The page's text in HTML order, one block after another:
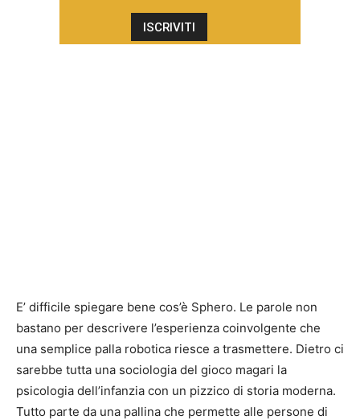
E’ difficile spiegare bene cos’è Sphero. Le parole non
bastano per descrivere l’esperienza coinvolgente che
una semplice palla robotica riesce a trasmettere. Dietro ci
sarebbe tutta una sociologia del gioco magari la
psicologia dell’infanzia con un pizzico di storia moderna.
Tutto parte da una pallina che permette alle persone di